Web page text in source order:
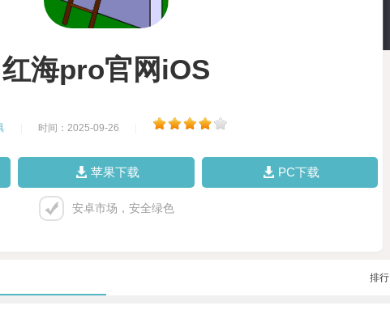
红海pro官网iOS
时间：2025-09-26
苹果下载 PC下载
安卓市场，安全绿色
排行